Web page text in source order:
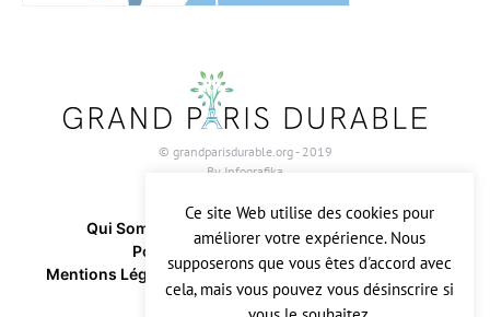
© grandparisdurable.org - 2019
By Infografika
Qui Sommes-Nous ?
Contactez-Nous
Politique Relative Aux Cookies
Mentions Légales & CGU
Politique De Confidentialité
Ce site Web utilise des cookies pour
améliorer votre expérience. Nous
supposerons que vous êtes d'accord avec
cela, mais vous pouvez vous désinscrire si